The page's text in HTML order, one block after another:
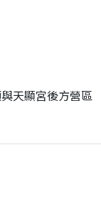
天顯宮後方營區